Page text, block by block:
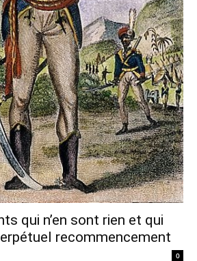
qui n’en sont rien et qui
recommencement
0